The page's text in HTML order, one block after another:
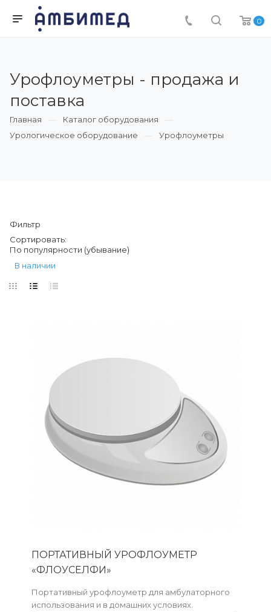
0
Урофлоуметры - продажа и
поставка
Главная
Каталог оборудования
Урологическое оборудование
Урофлоуметры
Фильтр
Сортировать:
По популярности (убывание)
В наличии
ПОРТАТИВНЫЙ УРОФЛОУМЕТР
«ФЛОУСЕЛФИ»
Портативный урофлоуметр для амбулаторного
использования и в домашних условиях.